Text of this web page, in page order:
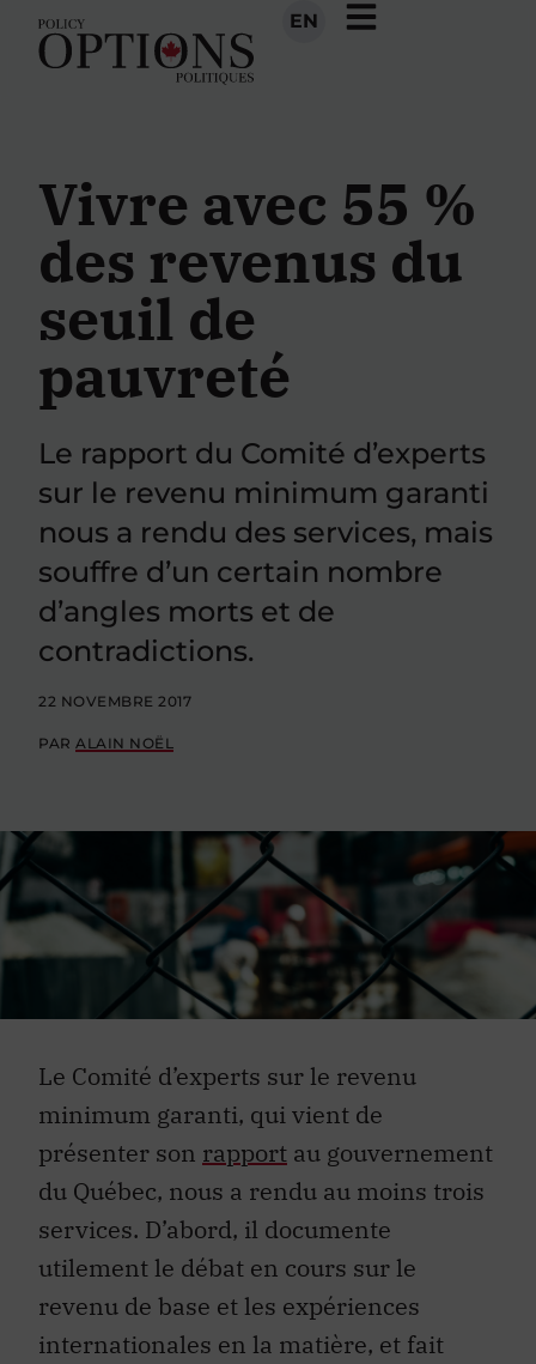
EN
Vivre avec 55 %
des revenus du
seuil de
pauvreté
Le rapport du Comité d’experts
sur le revenu minimum garanti
nous a rendu des services, mais
souffre d’un certain nombre
d’angles morts et de
contradictions.
22 NOVEMBRE 2017
PARALAIN NOËL
Le Comité d’experts sur le revenu
minimum garanti, qui vient de
présenter son rapport au gouvernement
du Québec, nous a rendu au moins trois
services. D’abord, il documente
utilement le débat en cours sur le
revenu de base et les expériences
internationales en la matière, et fait